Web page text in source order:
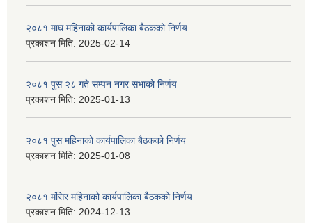
२०८१ माघ महिनाको कार्यपालिका बैठकको निर्णय
प्रकाशन मिति: 2025-02-14
२०८१ पुस २८ गते सम्प‍न नगर सभाको निर्णय
प्रकाशन मिति: 2025-01-13
२०८१ पुस महिनाको कार्यपालिका बैठकको निर्णय
प्रकाशन मिति: 2025-01-08
२०८१ मंसिर महिनाको कार्यपालिका बैठकको निर्णय
प्रकाशन मिति: 2024-12-13